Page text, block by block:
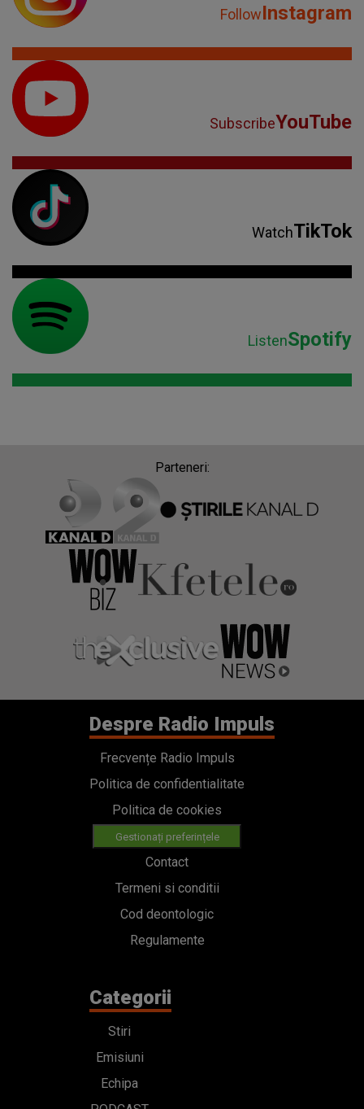
FollowInstagram
SubscribeYouTube
WatchTikTok
ListenSpotify
Parteneri:
Despre Radio Impuls
Frecvențe Radio Impuls
Politica de confidentialitate
Politica de cookies
Gestionați preferințele
Contact
Termeni si conditii
Cod deontologic
Regulamente
Categorii
Stiri
Emisiuni
Echipa